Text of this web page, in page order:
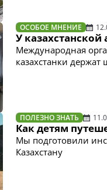
ОСОБОЕ МНЕНИЕ
У
Международная
казахстанки
ПОЛЕЗНО ЗНАТЬ
Как детям
Мы подготовили
Казахстану